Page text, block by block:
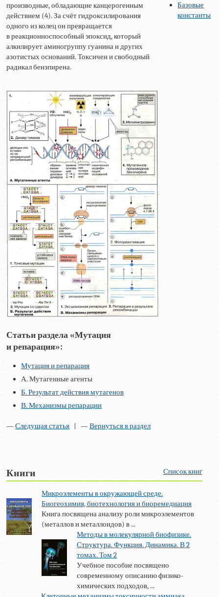
производные, обладающие канцерогенным
действием (4). За счёт гидроксилирования
одного из колец он превращается
в реакционноспособный эпоксид, который
алкилирует аминогруппу гуанина и других
азотистых оснований. Токсичен и свободный
радикал бензпирена.
Статьи раздела «Мутация
и репарация»:
Мутация и репарация
А. Мутагенные агенты
Б. Результат действия мутагенов
В. Механизмы репарации
—Следущая статья | —Вернуться в раздел
Базовые
константы
Книги Список книг
Микроэлементы в окружающей среде.
Биогеохимия, биотехнология и биоремедиация
Книга посвящена анализу роли микроэлементов
(металлов и металлоидов) в ...
Методы в молекулярной биофизике.
Структура. Функция. Динамика. В 2
томах. Том 2
Учебное пособие посвящено
современному описанию физико-
химических подходов, ...